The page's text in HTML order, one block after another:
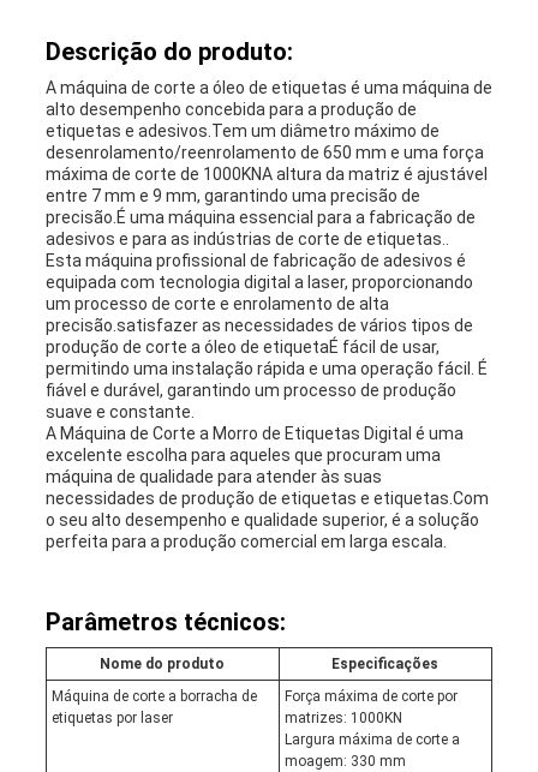
POLÍTICA
PRIVACIDADE
Descrição do produto:
A máquina de corte a óleo de etiquetas é uma máquina de
alto desempenho concebida para a produção de
etiquetas e adesivos.Tem um diâmetro máximo de
desenrolamento/reenrolamento de 650 mm e uma força
máxima de corte de 1000KNA altura da matriz é ajustável
entre 7 mm e 9 mm, garantindo uma precisão de
precisão.É uma máquina essencial para a fabricação de
adesivos e para as indústrias de corte de etiquetas..
Esta máquina profissional de fabricação de adesivos é
equipada com tecnologia digital a laser, proporcionando
um processo de corte e enrolamento de alta
precisão.satisfazer as necessidades de vários tipos de
produção de corte a óleo de etiquetaÉ fácil de usar,
permitindo uma instalação rápida e uma operação fácil. É
fiável e durável, garantindo um processo de produção
suave e constante.
A Máquina de Corte a Morro de Etiquetas Digital é uma
excelente escolha para aqueles que procuram uma
máquina de qualidade para atender às suas
necessidades de produção de etiquetas e etiquetas.Com
o seu alto desempenho e qualidade superior, é a solução
perfeita para a produção comercial em larga escala.
Parâmetros técnicos:
Nome do produto
Especificações
Máquina de corte a borracha de
etiquetas por laser
Força máxima de corte por
matrizes: 1000KN
Largura máxima de corte a
moagem: 330 mm